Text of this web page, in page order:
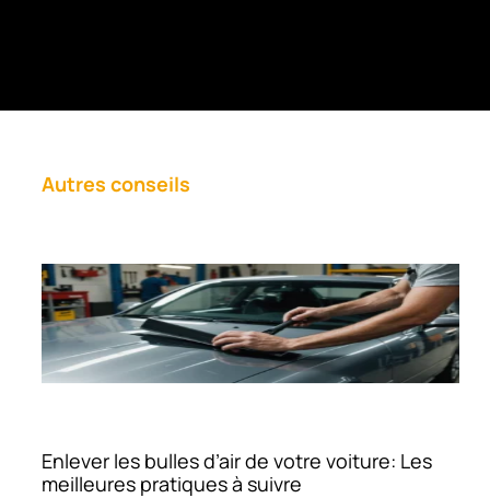
Autres conseils
Enlever les bulles d’air de votre voiture: Les
meilleures pratiques à suivre